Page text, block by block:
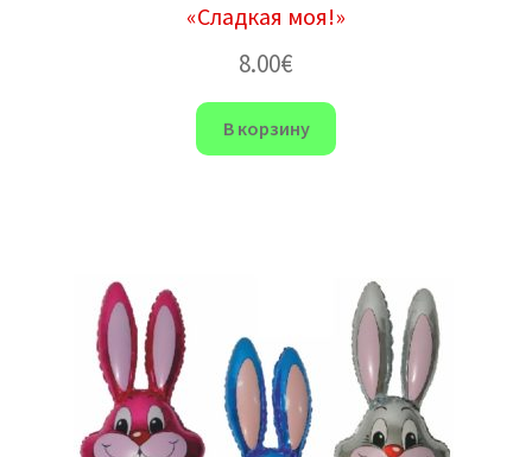
«Сладкая моя!»
8.00€
В корзину